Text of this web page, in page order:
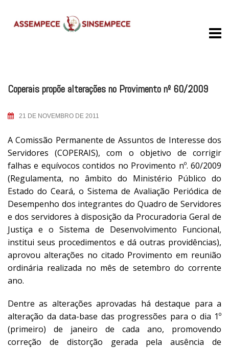
Coperais propõe alterações no Provimento nº 60/2009
21 DE NOVEMBRO DE 2011
A Comissão Permanente de Assuntos de Interesse dos
Servidores (COPERAIS), com o objetivo de corrigir
falhas e equívocos contidos no Provimento nº. 60/2009
(Regulamenta, no âmbito do Ministério Público do
Estado do Ceará, o Sistema de Avaliação Periódica de
Desempenho dos integrantes do Quadro de Servidores
e dos servidores à disposição da Procuradoria Geral de
Justiça e o Sistema de Desenvolvimento Funcional,
institui seus procedimentos e dá outras providências),
aprovou alterações no citado Provimento em reunião
ordinária realizada no mês de setembro do corrente
ano.
Dentre as alterações aprovadas há destaque para a
alteração da data-base das progressões para o dia 1º
(primeiro) de janeiro de cada ano, promovendo
correção de distorção gerada pela ausência de